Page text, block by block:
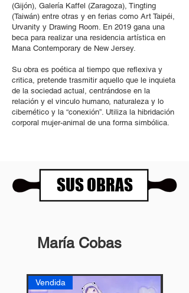
(Gijón), Galería Kaffel (Zaragoza), Tingting
(Taiwán) entre otras y en ferias como Art Taipéi,
Urvanity y Drawing Room. En 2019 gana una
beca para realizar una residencia artística en
Mana Contemporary de New Jersey.
Su obra es poética al tiempo que reflexiva y
critica, pretende trasmitir aquello que le inquieta
de la sociedad actual, centrándose en la
relación y el vinculo humano, naturaleza y lo
cibernético y la “conexión”. Utiliza la hibridación
corporal mujer-animal de una forma simbólica.
SUS OBRAS
María Cobas
Vendida